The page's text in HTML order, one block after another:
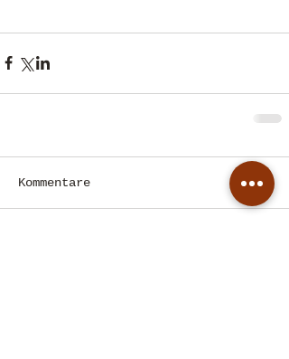
Kommentare